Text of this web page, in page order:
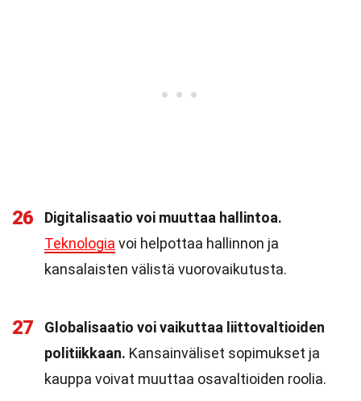
26
Digitalisaatio voi muuttaa hallintoa.
Teknologia voi helpottaa hallinnon ja
kansalaisten välistä vuorovaikutusta.
27
Globalisaatio voi vaikuttaa liittovaltioiden
politiikkaan. Kansainväliset sopimukset ja
kauppa voivat muuttaa osavaltioiden roolia.